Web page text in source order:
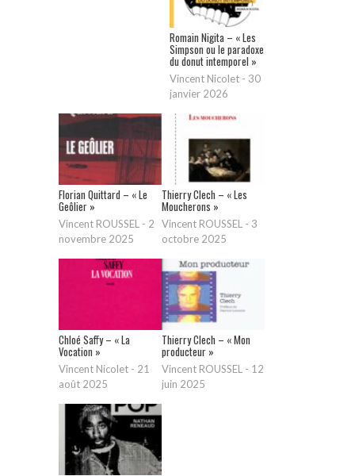
Romain Nigita – « Les
Simpson ou le paradoxe
du donut intemporel »
Vincent Nicolet - 30
janvier 2026
Florian Quittard – « Le
Geôlier »
Vincent ROUSSEL - 2
novembre 2025
Thierry Clech – « Les
Moucherons »
Vincent ROUSSEL - 3
octobre 2025
Chloé Saffy – « La
Vocation »
Vincent Nicolet - 21
août 2025
Thierry Clech – « Mon
producteur »
Vincent ROUSSEL - 12
juin 2025